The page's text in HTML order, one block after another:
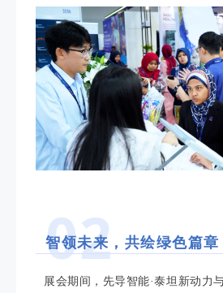
02
智领未来，共绘绿色篇章
展会期间，先导智能·泰坦新动力